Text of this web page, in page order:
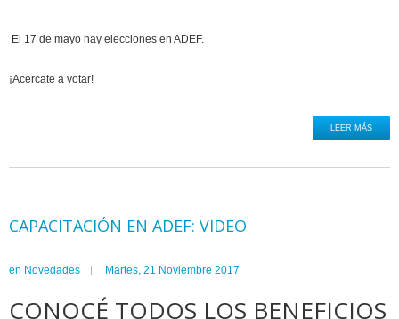
El 17 de mayo hay elecciones en ADEF.
¡Acercate a votar!
LEER MÁS
CAPACITACIÓN EN ADEF: VIDEO
en Novedades Martes, 21 Noviembre 2017
CONOCÉ TODOS LOS BENEFICIOS